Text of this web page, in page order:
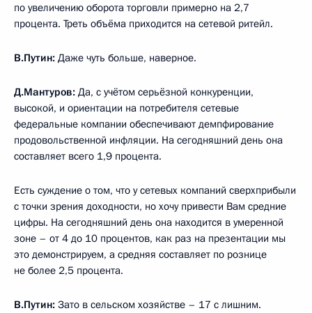
по увеличению оборота торговли примерно на 2,7
процента. Треть объёма приходится на сетевой ритейл.
В.Путин: Даже чуть больше, наверное.
Д.Мантуров: Да, с учётом серьёзной конкуренции,
высокой, и ориентации на потребителя сетевые
федеральные компании обеспечивают демпфирование
продовольственной инфляции. На сегодняшний день она
составляет всего 1,9 процента.
Есть суждение о том, что у сетевых компаний сверхприбыли
с точки зрения доходности, но хочу привести Вам средние
цифры. На сегодняшний день она находится в умеренной
зоне – от 4 до 10 процентов, как раз на презентации мы
это демонстрируем, а средняя составляет по рознице
не более 2,5 процента.
В.Путин: Зато в сельском хозяйстве – 17 с лишним.